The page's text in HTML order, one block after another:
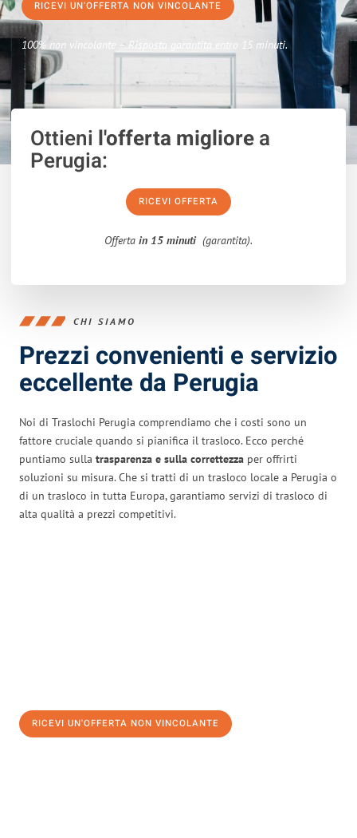
RICEVI UN'OFFERTA NON VINCOLANTE
100% non vincolante – Risposta garantita entro 15 minuti.
Ottieni l'offerta migliorea
Perugia:
RICEVI OFFERTA
Offerta in 15 minuti (garantita).
CHI SIAMO
Prezzi convenienti e servizio
eccellente da Perugia
Noi di Traslochi Perugia comprendiamo che i costi sono un
fattore cruciale quando si pianifica il trasloco. Ecco perché
puntiamo sulla trasparenza e sulla correttezza per offrirti
soluzioni su misura. Che si tratti di un trasloco locale a Perugia o
di un trasloco in tutta Europa, garantiamo servizi di trasloco di
alta qualità a prezzi competitivi.
RICEVI UN'OFFERTA NON VINCOLANTE